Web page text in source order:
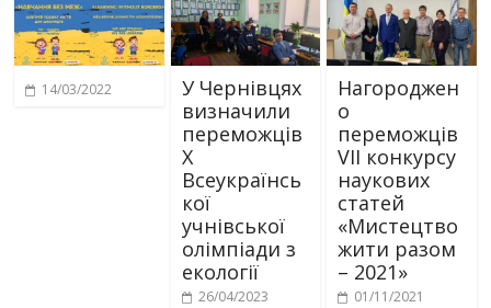
14/03/2022
У Чернівцях
визначили
переможців
Х
Всеукраїнсь
кої
учнівської
олімпіади з
екології
26/04/2023
Нагороджен
о
переможців
VII конкурсу
наукових
статей
«Мистецтво
жити разом
– 2021»
01/11/2021